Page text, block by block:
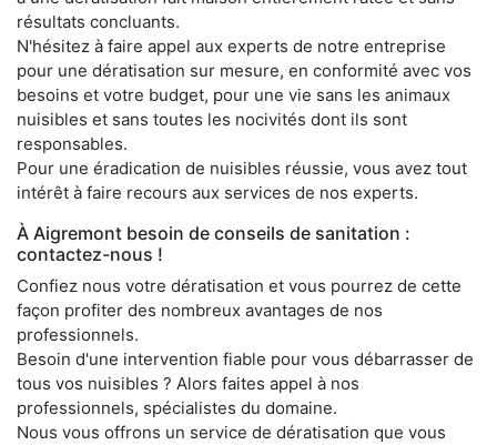
résultats concluants.
N'hésitez à faire appel aux experts de notre entreprise
pour une dératisation sur mesure, en conformité avec vos
besoins et votre budget, pour une vie sans les animaux
nuisibles et sans toutes les nocivités dont ils sont
responsables.
Pour une éradication de nuisibles réussie, vous avez tout
intérêt à faire recours aux services de nos experts.
À Aigremont besoin de conseils de sanitation :
contactez-nous !
Confiez nous votre dératisation et vous pourrez de cette
façon profiter des nombreux avantages de nos
professionnels.
Besoin d'une intervention fiable pour vous débarrasser de
tous vos nuisibles ? Alors faites appel à nos
professionnels, spécialistes du domaine.
Nous vous offrons un service de dératisation que vous